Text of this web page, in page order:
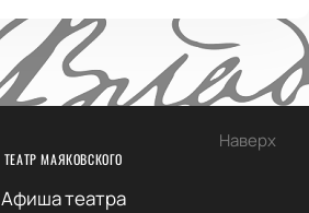
Наверх
ТЕАТР МАЯКОВСКОГО
Афиша театра